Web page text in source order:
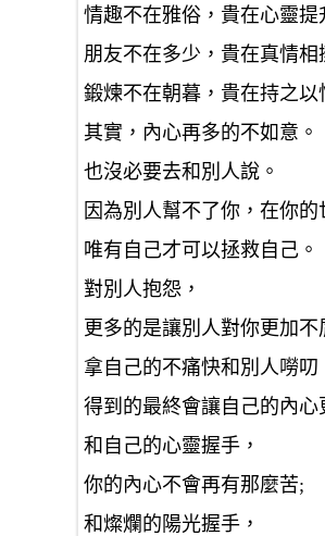
情趣不在雅俗，貴在心靈提
朋友不在多少，貴在真情相
鍛煉不在朝暮，貴在持之以
其實，內心再多的不如意。
也沒必要去和別人說。
因為別人幫不了你，在你的
唯有自己才可以拯救自己。
對別人抱怨，
更多的是讓別人對你更加不
拿自己的不痛快和別人嘮叨
得到的最終會讓自己的內心
和自己的心靈握手，
你的內心不會再有那麼苦;
和燦爛的陽光握手，